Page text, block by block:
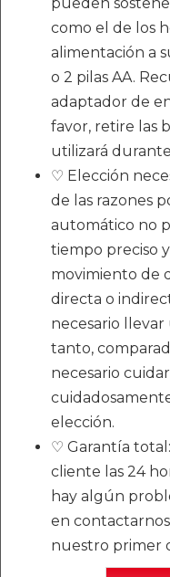
como el de los
alimentación a
o 2 pilas AA.
adaptador de
favor, retire las
utilizará
♡ Elección
de las razones
automático no
tiempo preciso
movimiento de
directa o
necesario
tanto,
necesario
elección.
♡ Garantía
cliente las 24
hay algún
en
nuestro primer